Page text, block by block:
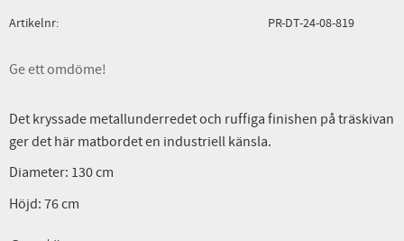
Artikelnr PR-DT-24-08-819
Ge ett omdöme!
Det kryssade metallunderredet och ruffiga finishen på träskivan
ger det här matbordet en industriell känsla.
Diameter: 130 cm
Höjd: 76 cm